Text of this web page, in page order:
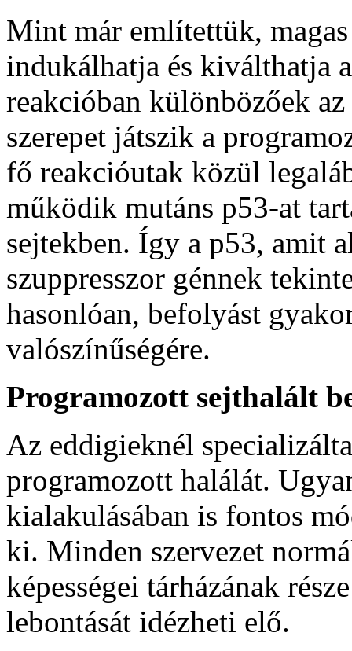
Mint már említettük,
indukálhatja és kiválthatja
reakcióban különbözőek
szerepet játszik a
fő reakcióutak közül
működik mutáns p53-at
sejtekben. Így a p53, amit
szuppresszor génnek
hasonlóan, befolyást
valószínűségére.
Programozott sejthalált
Az eddigieknél
programozott halálát.
kialakulásában is fontos
ki. Minden szervezet
képességei tárházának
lebontását idézheti elő.